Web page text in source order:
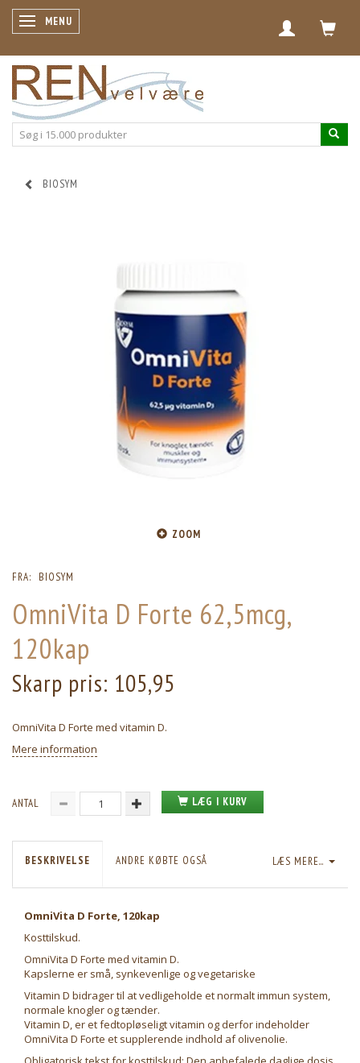
SKIFTE NAVIGATION
MENU
BIOSYM
ZOOM
FRA: BIOSYM
OmniVita D Forte 62,5mcg,
120kap
Skarp pris: 105,95
OmniVita D Forte med vitamin D.
Mere information
ANTAL LÆG I KURV
LÆS MERE...
BESKRIVELSE ANDRE KØBTE OGSÅ
OmniVita D Forte, 120kap
Kosttilskud.
OmniVita D Forte med vitamin D.
Kapslerne er små, synkevenlige og vegetariske
Vitamin D bidrager til at vedligeholde et normalt immun system,
normale knogler og tænder.
Vitamin D, er et fedtopløseligt vitamin og derfor indeholder
OmniVita D Forte et supplerende indhold af olivenolie.